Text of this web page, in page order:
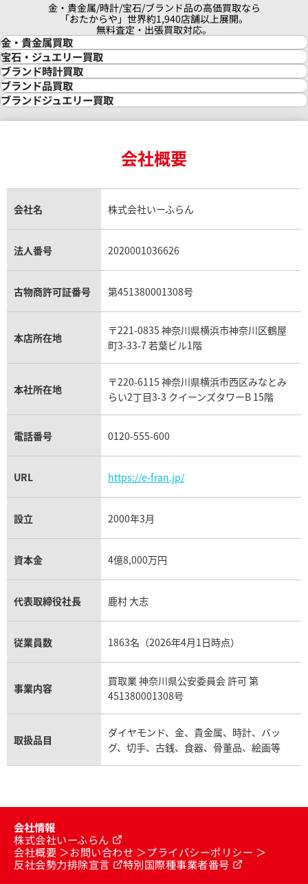
金・貴金属/時計/宝石/ブランド品の高価買取なら
「おたからや」世界約1,940店舗以上展開。
無料査定・出張買取対応。
金・貴金属買取
金買取
金の相場価格情報
金の参考買取価格一覧
インゴット買取
インゴットの相場価格情報
24金買取
金貨買取
貴金属買取
銀・シルバー買取
パラジウム買取
宝石・ジュエリー買取
宝石・ジュエリー買取
ダイヤモンド買取
ダイヤモンド・宝石の参考価格一覧
リング・結婚指輪買取
エメラルド買取
トパーズ買取
タンザナイト買取
キャッツアイ買取
アクアマリン買取
ブランド時計買取
時計買取
ロレックス買取
ロレックス デイトナ買取
ロレックス サブマリーナー買取
ロレックス エクスプローラー買取
ロレックス デイトジャスト買取
パテック フィリップノーチラス買取
ヴァシュロン・コンスタンタン買取
オメガ買取
カルティエ買取
フランク ミュラー買取
リシャール・ミル買取
パネライ買取
チューダー（チュードル）買取
ブランド品買取
ブランド買取
シャネル マトラッセ買取
セリーヌ買取
プラダ買取
ブランドジュエリー買取
ヴァンクリーフ＆アーペル買取
ショーメ買取
ダミアーニ買取
モーブッサン買取
会社概要
会社名 株式会社いーふらん
法人番号 2020001036626
古物商許可証番号 第451380001308号
本店所在地
〒221-0835 神奈川県横浜市神奈川区鶴屋
町3-33-7 若葉ビル1階
本社所在地
〒220-6115 神奈川県横浜市西区みなとみ
らい2丁目3-3 クイーンズタワーB 15階
電話番号 0120-555-600
URL https://e-fran.jp/
設立 2000年3月
資本金 4億8,000万円
代表取締役社長 鹿村 大志
従業員数 1863名（2026年4月1日時点）
事業内容
買取業 神奈川県公安委員会 許可 第
451380001308号
取扱品目
ダイヤモンド、金、貴金属、時計、バッ
グ、切手、古銭、食器、骨董品、絵画等
会社情報
株式会社いーふらん
会社概要
お問い合わせ
プライバシーポリシー
反社会勢力排除宣言
特別国際種事業者番号